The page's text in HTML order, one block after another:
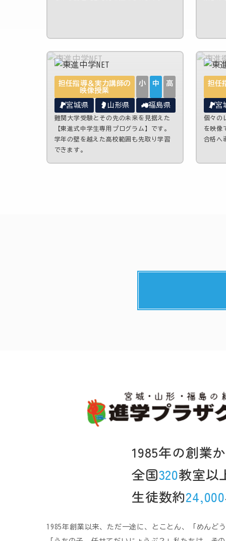
担任指導＆実力講師の
映像授業
小 中 高
宮城県 山形県 福島県
難関大学受験とその先の未来を見据えた
【東進式中学生専用プログラム】です。
学年の壁を越えた高校範囲も先取り学習
できます。
担任
宮
個々の
を映像
合格へ
1985年の創業
全国320教室以
生徒数約24,000
1985年創業以来、ただ一途に、とことん、「めんど